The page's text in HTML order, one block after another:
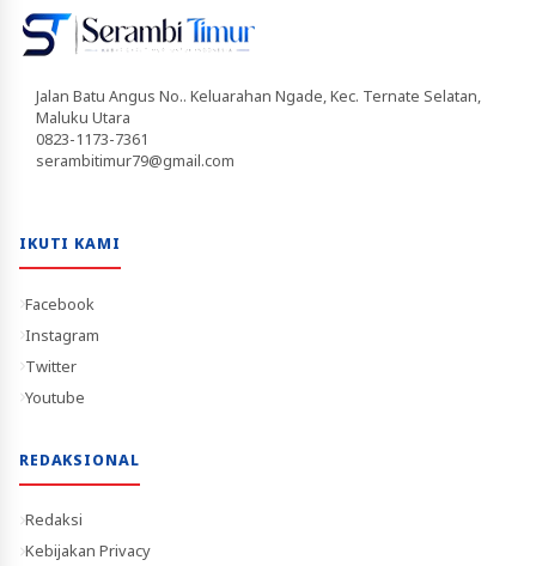
Jalan Batu Angus No.. Keluarahan Ngade, Kec. Ternate Selatan,
Maluku Utara
0823-1173-7361
serambitimur79@gmail.com
IKUTI KAMI
Facebook
Instagram
Twitter
Youtube
REDAKSIONAL
Redaksi
Kebijakan Privacy